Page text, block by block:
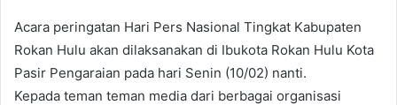
Acara peringatan Hari Pers Nasional Tingkat Kabupaten
Rokan Hulu akan dilaksanakan di Ibukota Rokan Hulu Kota
Pasir Pengaraian pada hari Senin (10/02) nanti.
Kepada teman teman media dari berbagai organisasi